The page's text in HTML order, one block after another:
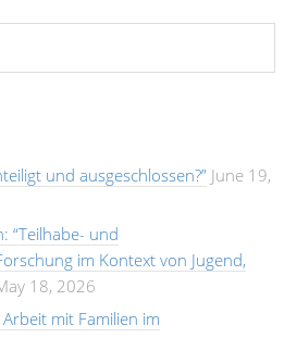
und ausgeschlossen?” June 19,
“Teilhabe- und
im Kontext von Jugend,
18, 2026
Arbeit mit Familien im